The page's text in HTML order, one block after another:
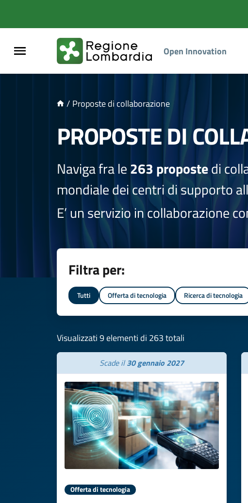
Open Innovation
/ Proposte di collaborazione
PROPOSTE DI
Naviga fra le263 propostedi
mondiale dei centri di supporto
E’ un servizio in collaborazione
Filtra per:
Tutti Offerta di tecnologia Ricerca di tecnologia
Visualizzati 9 elementi di 263 totali
Scade il30 gennaio 2027
Offerta di tecnologia